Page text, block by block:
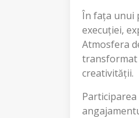
În fața unui
execuției,
Atmosfera
transformat
creativității.